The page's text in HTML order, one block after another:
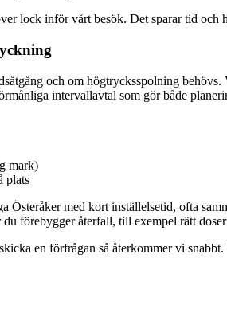
lock inför vårt besök. Det sparar tid och
och om högtrycksspolning
intervallavtal som gör både
mark)
plats
med kort inställelsetid, ofta
förebygger återfall, till exempel rätt
en förfrågan så återkommer vi